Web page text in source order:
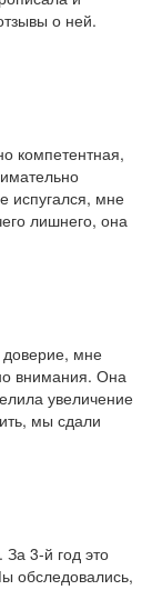
о ней.
компетентная,
испугался, мне
лишнего, она
доверие, мне
внимания. Она
увеличение
мы сдали
3-й год это
обследовались,